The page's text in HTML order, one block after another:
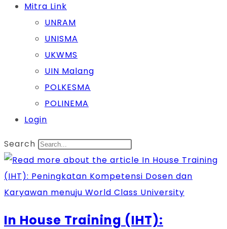
Mitra Link
UNRAM
UNISMA
UKWMS
UIN Malang
POLKESMA
POLINEMA
Login
Search
In House Training (IHT):